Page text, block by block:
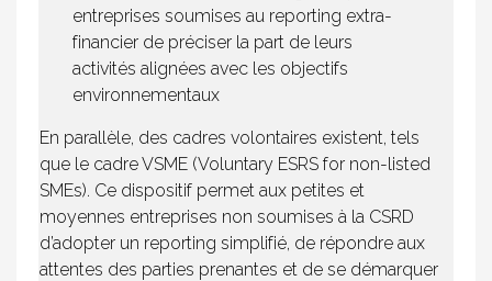
entreprises soumises au reporting extra-
financier de préciser la part de leurs
activités alignées avec les objectifs
environnementaux
En parallèle, des cadres volontaires existent, tels
que le cadre VSME (Voluntary ESRS for non-listed
SMEs). Ce dispositif permet aux petites et
moyennes entreprises non soumises à la CSRD
d’adopter un reporting simplifié, de répondre aux
attentes des parties prenantes et de se démarquer